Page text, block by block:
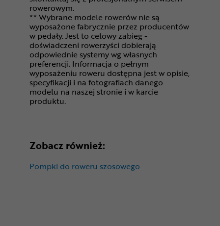
rowerowym.
** Wybrane modele rowerów nie są
wyposażone fabrycznie przez producentów
w pedały. Jest to celowy zabieg -
doświadczeni rowerzyści dobierają
odpowiednie systemy wg własnych
preferencji. Informacja o pełnym
wyposażeniu roweru dostępna jest w opisie,
specyfikacji i na fotografiach danego
modelu na naszej stronie i w karcie
produktu.
Zobacz również:
Pompki do roweru szosowego